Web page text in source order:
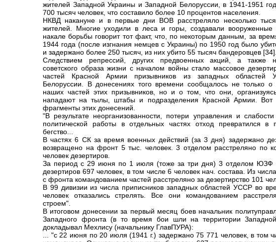
жителей Западной Украины и Западной Белоруссии, в 1941-1951
700 тысяч человек, что составило более 10 процентов населения.
НКВД накануне и в первые дни ВОВ расстреляло несколько
жителей. Многие уходили в леса и горы, создавали
накале борьбы говорит тот факт, что, по некоторым данным, за
1944 года (после изгнания немцев с Украины) по 1950 год было
и задержано более 250 тысяч, из них убито 55 тысяч бандеровцев [34].
Следствием репрессий, других предвоенных акций, а также
советского образа жизни с началом войны стало массовое
частей Красной Армии призывников из западных областей
Белоруссии. В донесениях того времени сообщалось не только о
наших частей этих призывников, но и о том, что они,
нападают на тылы, штабы и подразделения Красной Армии. Вот
фрагменты этих донесений.
"В результате неорганизованности, потери управления и
политической работы в отдельных частях отход превратился в
бегство...
В частях 6 СК за время военных действий (за 3 дня) задержано
возвращено на фронт 5 тыс. человек. 3 отделом расстреляно по
человек дезертиров.
За период с 29 июня по 1 июля (тоже за три дня) 3 отделом ЮЗФ
дезертиров 697 человек, в том числе 6 человек нач. состава. Из
с фронта командованием частей расстреляно за дезертирство 101
В 99 дивизии из числа приписников западных областей УССР во
человек отказались стрелять. Все они командованием
строем".
В итоговом донесении за первый месяц боев начальник
Западного фронта (в то время бои шли на территории
докладывал Мехлису (начальнику ГлавПУРА):
... "с 22 июня по 20 июля (1941 г.) задержано 75 771 человек, в том